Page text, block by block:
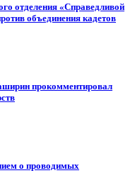
отделения «Справедливой
объединения кадетов
прокомментировал
о проводимых